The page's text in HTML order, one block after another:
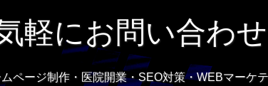
軽にお問い合わ
ページ制作・医院開業・SEO対策・WEBマーケ